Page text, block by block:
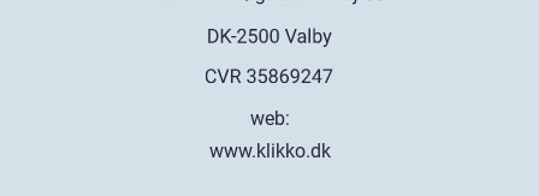
web:
www.klikko.dk